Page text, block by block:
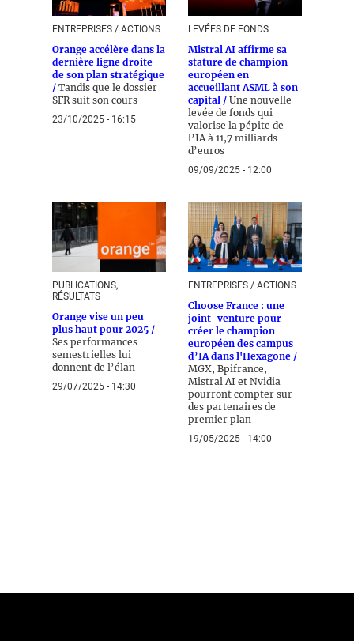
ENTREPRISES / ACTIONS
Orange accélère dans la
dernière ligne droite
de son plan stratégique
/ Tandis que le dossier
SFR suit son cours
23/10/2025 - 16:15
LEVÉES DE FONDS
Mistral AI affirme sa
stature de champion
européen en
accueillant ASML à son
capital / Une nouvelle
levée de fonds qui
valorise la pépite de
l’IA à 11,7 milliards
d’euros
09/09/2025 - 12:00
PUBLICATIONS,
RÉSULTATS
Orange vise un peu
plus haut pour 2025 /
Ses performances
semestrielles lui
donnent de l’élan
29/07/2025 - 14:30
ENTREPRISES / ACTIONS
Choose France : une
joint-venture pour
créer le champion
européen des campus
d’IA dans l'Hexagone /
MGX, Bpifrance,
Mistral AI et Nvidia
pourront compter sur
des partenaires de
premier plan
19/05/2025 - 14:00